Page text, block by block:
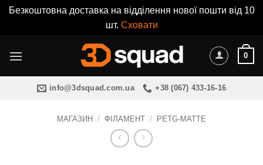
Безкоштовна доставка на відділення нової пошти від 10
шт. Сховати
0
info@3dsquad.com.ua +38 (067) 433-16-16
МАГАЗИН / ФІЛАМЕНТ / PETG-MATTE